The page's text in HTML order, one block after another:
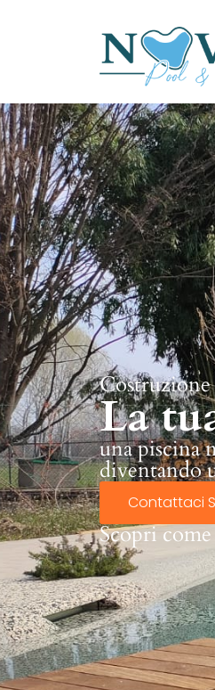
La
una piscina
diventando
Contattaci
Scopri